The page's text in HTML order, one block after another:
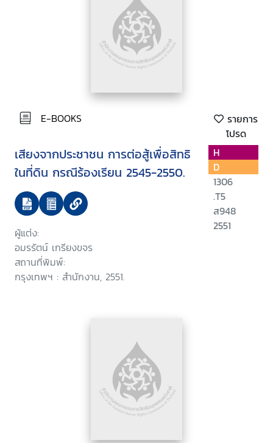
E-BOOKS
รายการ
โปรด
เสียงจากประชาชน การต่อสู้เพื่อสิทธิ
ในที่ดิน กรณีร้องเรียน 2545-2550.
ผู้แต่ง:
อมรรัตน์ เกรียงขจร
สถานที่พิมพ์:
กรุงเทพฯ : สำนักงาน, 2551.
H
D
1306
.T5
ส948
2551